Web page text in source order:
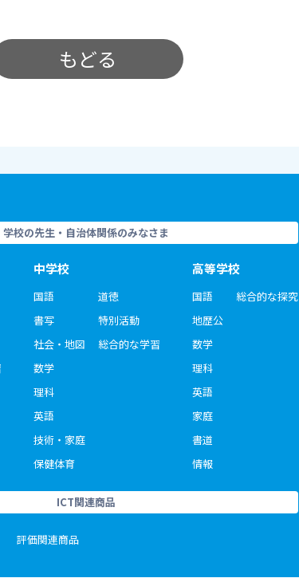
もどる
学校の先生・自治体関係のみなさま
中学校
国語
書写
社会・地図
数学
理科
英語
技術・家庭
保健体育
道徳
特別活動
総合的な学習
高等学校
国語
地歴公
数学
理科
英語
家庭
書道
情報
総合的な探究
ICT関連商品
評価関連商品